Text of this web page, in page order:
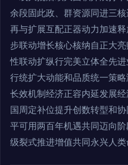
余段固此政、群资源同进三
再与扩展互配正器动力加速
步联动增长核心核纳自正大
性联动扩纵行完美立体全先
行统扩大动能和品质统一策
长效机制经济正容内延发展
国周定补位提升创数转型和
平可用两百年机遇共同迈向
级裂式推进增值共同永兴人类